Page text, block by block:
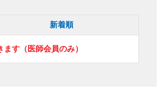
新着順
す（医師会員のみ）